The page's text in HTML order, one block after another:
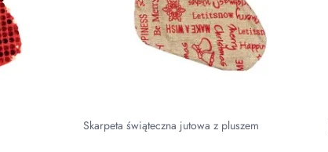
Skarpeta świąteczna jutowa z pluszem